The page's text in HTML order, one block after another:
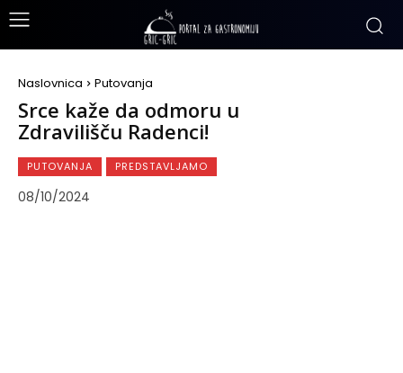
Naslovnica Putovanja
Srce kaže da odmoru u
Zdravilišču Radenci!
PUTOVANJA PREDSTAVLJAMO
08/10/2024